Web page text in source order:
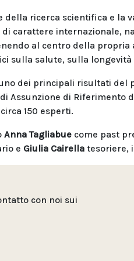
ricerca scientifica e la
carattere internazionale,
al centro della
sulla salute, sulla
dei principali risultati del
Assunzione di Riferimento
150 esperti.
Anna Tagliabue come past
e Giulia Cairella tesoriere,
con noi sui